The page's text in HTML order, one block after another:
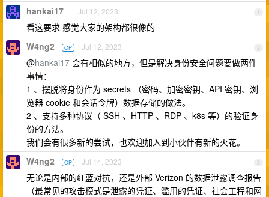
1
hankai17 Jul 12, 2023
看这要求 感觉大家的架构都很像的
2
W4ng2 OP Jul 12, 2023
@hankai17 会有相似的地方，但是解决身份安全问题要做两件
事情：
1 、摆脱将身份作为 secrets （密码、加密密钥、API 密钥、浏
览器 cookie 和会话令牌）数据存储的做法。
2 、支持多种协议（ SSH 、HTTP 、RDP 、k8s 等）的验证身
份的方法。
我们会有很多新的尝试，也欢迎加入到小伙伴有新的火花。
3
W4ng2 OP Jul 14, 2023
无论是内部的红蓝对抗，还是外部 Verizon 的数据泄露调查报告
（最常见的攻击模式是泄露的凭证、滥用的凭证、社会工程和网